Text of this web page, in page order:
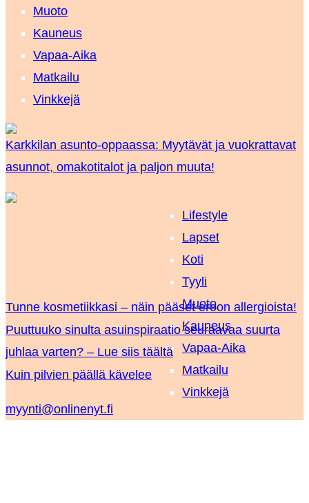
Muoto
Kauneus
Vapaa-Aika
Matkailu
Vinkkejä
Karkkilan asunto-oppaassa: Myytävät ja vuokrattavat
asunnot, omakotitalot ja paljon muuta!
Lifestyle
Lapset
Koti
Tyyli
Muoto
Kauneus
Vapaa-Aika
Matkailu
Vinkkejä
Tunne kosmetiikkasi – näin pääset eroon allergioista!
Puuttuuko sinulta asuinspiraatio seuraavaa suurta
juhlaa varten? – Lue siis täältä
Kuin pilvien päällä kävelee
myynti@onlinenyt.fi